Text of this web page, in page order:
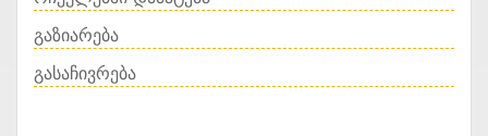
გაზიარება
გასაჩივრება